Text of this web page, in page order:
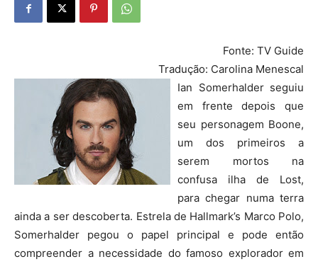
Fonte: TV Guide
Tradução: Carolina Menescal
Ian Somerhalder seguiu
em frente depois que
seu personagem Boone,
um dos primeiros a
serem mortos na
confusa ilha de Lost,
para chegar numa terra
ainda a ser descoberta. Estrela de Hallmark’s Marco Polo,
Somerhalder pegou o papel principal e pode então
compreender a necessidade do famoso explorador em